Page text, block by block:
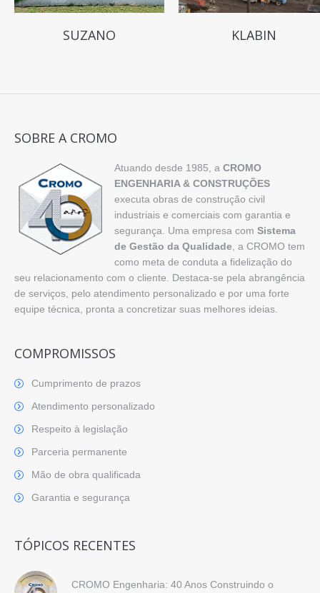
SUZANO KLABIN
SOBRE A CROMO
Atuando desde 1985, a CROMO
ENGENHARIA & CONSTRUÇÕES
executa obras de construção civil
industriais e comerciais com garantia e
segurança. Uma empresa com Sistema
de Gestão da Qualidade , a CROMO tem
como meta de conduta a fidelização do
seu relacionamento com o cliente. Destaca-se pela abrangência
de serviços, pelo atendimento personalizado e por uma forte
equipe técnica, pronta a concretizar suas melhores ideias.
COMPROMISSOS
Cumprimento de prazos
Atendimento personalizado
Respeito à legislação
Parceria permanente
Mão de obra qualificada
Garantia e segurança
TÓPICOS RECENTES
CROMO Engenharia: 40 Anos Construindo o